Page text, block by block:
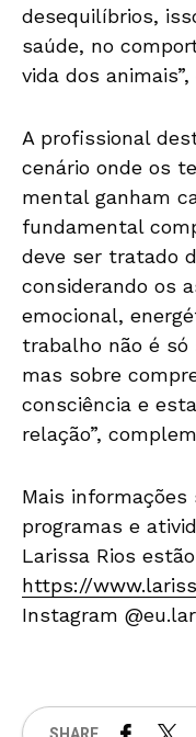
desequilíbrios,
saúde, no
vida dos
A profissional
cenário onde os
mental ganham
fundamental
deve ser tratado
considerando os
emocional,
trabalho não é só
mas sobre
consciência e
relação”,
Mais
programas e
Larissa Rios
https://
Instagram